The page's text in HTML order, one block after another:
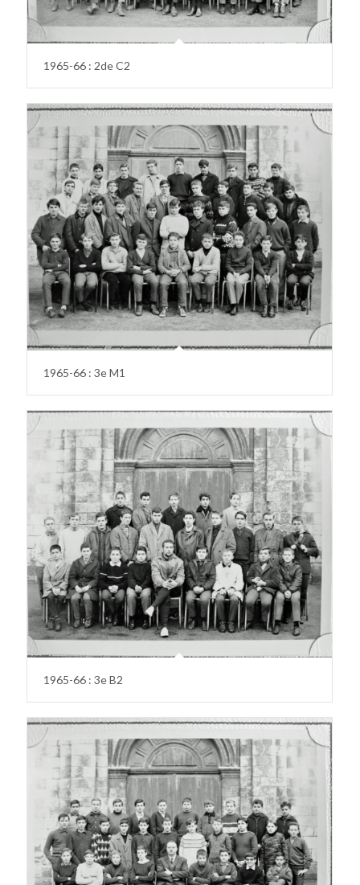
1965-66 : 2de C2
1965-66 : 3e M1
1965-66 : 3e B2